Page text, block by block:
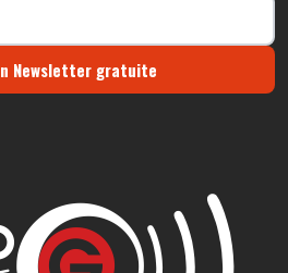
Newsletter gratuite